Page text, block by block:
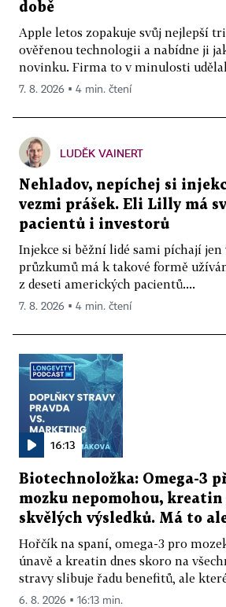
době
Apple letos zopakuje svůj nejlepší
ověřenou technologii a nabídne ji
novinku. Firma to v minulosti
7. 8. 2026 ▪ 4 min. čtení
LUDĚK VAINERT
Nehladov, nepíchej si
vezmi prášek. Eli Lilly má
pacientů i investorů
Injekce si běžní lidé sami píchají jen
průzkumů má k takové formě
z deseti amerických pacientů....
7. 8. 2026 ▪ 4 min. čtení
16:13
Biotechnoložka: Omega-3
mozku nepomohou, kreatin
skvělých výsledků. Má to
Hořčík na spaní, omega-3 pro
únavě a kreatin dnes skoro na
stravy slibuje řadu benefitů, ale
6. 8. 2026 ▪ 16:13 min.